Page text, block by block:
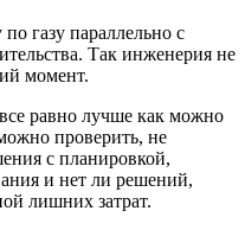
газу параллельно с
Так инженерия не
момент.
равно лучше как можно
проверить, не
с планировкой,
и нет ли решений,
лишних затрат.